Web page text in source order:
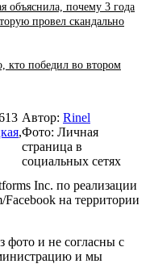
объяснила, почему 3 года
провел скандально
кто победил во втором
,
Автор: Rinel
Фото: Личная
страница в
социальных сетях
Inc. по реализации
Facebook на территории
фото и не согласны с
и мы